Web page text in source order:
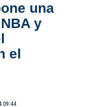
una
y
el
09:44